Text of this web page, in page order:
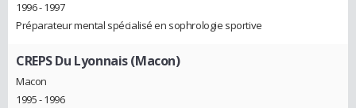
1996 - 1997
Préparateur mental spécialisé en sophrologie sportive
CREPS Du Lyonnais (Macon)
Macon
1995 - 1996